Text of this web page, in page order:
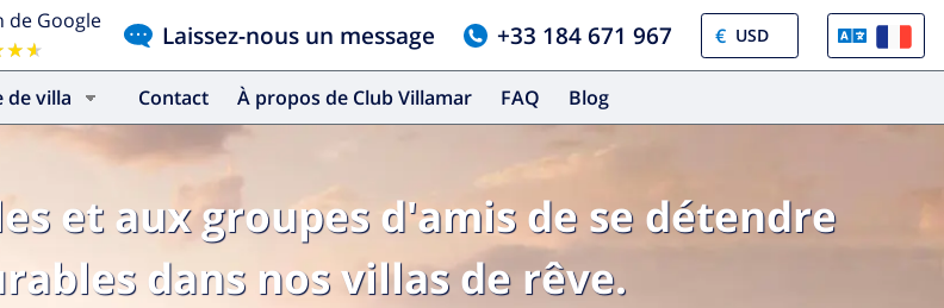
de Google
Laissez-nous un message +33 184 671 967 €
de villa Contact À propos de Club Villamar FAQ Blog
et aux groupes d'amis de se détendre
dans nos villas de rêve.